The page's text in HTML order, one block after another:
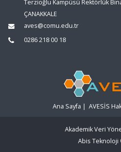
Terzioğlu Kampüsü Rektörlük
ÇANAKKALE
aves@comu.edu.tr
0286 218 00 18
Ana Sayfa | AVESİS
Akademik Veri
Abis Teknoloji